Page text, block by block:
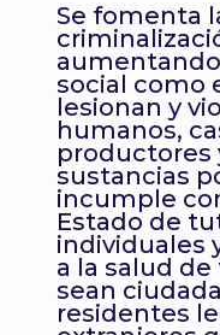
Se fomenta
social como
lesionan y
humanos,
productores
sustancias
incumple
Estado de
individuales
a la salud
sean
residentes